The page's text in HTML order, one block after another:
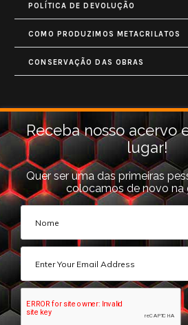
POLÍTICA DE DEVOLUÇÃO
COMO PRODUZIMOS METACRILATOS
CONSERVAÇÃO DAS OBRAS
Contatos
Rua Monet, 731
Granja Vianna
Cotia, SP (06710-660).
galeria@photoarts.com.br
WhatsApp:+55 11 96253 3293
Receba nosso acervo
lugar!
Quer ser uma das primeiras
colocamos de novo na